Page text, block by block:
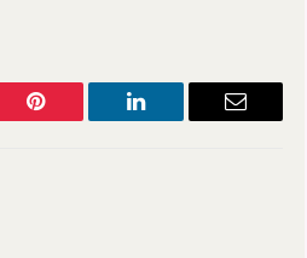
Pinterest LinkedIn Email